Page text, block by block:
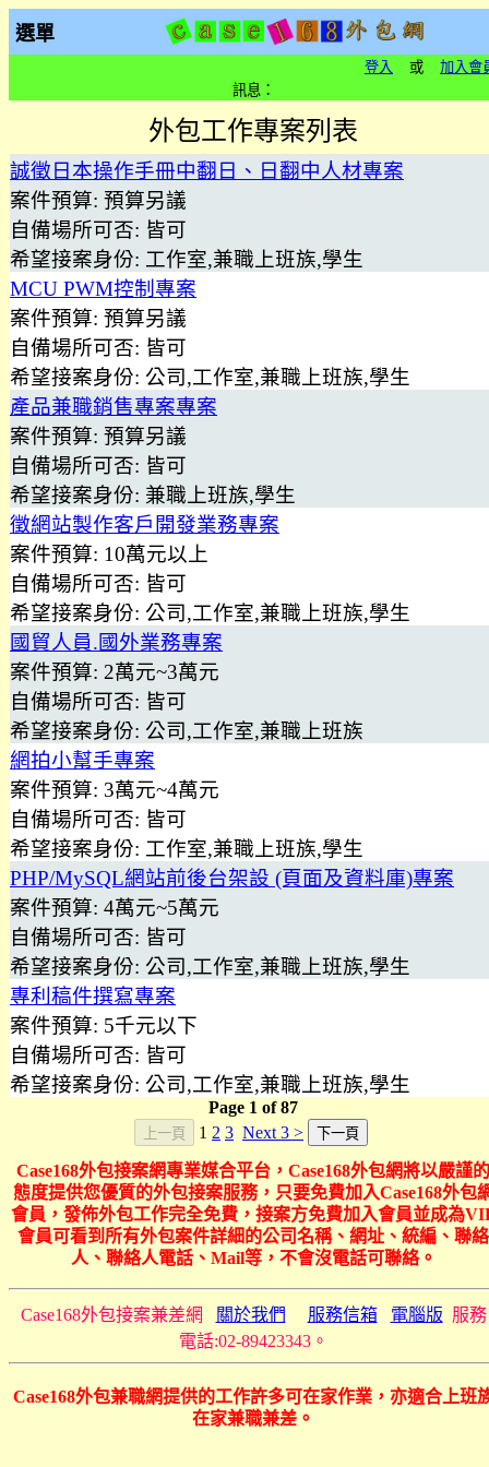
選單
登入 或 加入會
訊息：
外包工作專案列表
誠徵日本操作手冊中翻日、日翻中人材專案
案件預算: 預算另議
自備場所可否: 皆可
希望接案身份: 工作室,兼職上班族,學生
MCU PWM控制專案
案件預算: 預算另議
自備場所可否: 皆可
希望接案身份: 公司,工作室,兼職上班族,學生
產品兼職銷售專案專案
案件預算: 預算另議
自備場所可否: 皆可
希望接案身份: 兼職上班族,學生
徵網站製作客戶開發業務專案
案件預算: 10萬元以上
自備場所可否: 皆可
希望接案身份: 公司,工作室,兼職上班族,學生
國貿人員.國外業務專案
案件預算: 2萬元~3萬元
自備場所可否: 皆可
希望接案身份: 公司,工作室,兼職上班族
網拍小幫手專案
案件預算: 3萬元~4萬元
自備場所可否: 皆可
希望接案身份: 工作室,兼職上班族,學生
PHP/MySQL網站前後台架設 (頁面及資料庫)專案
案件預算: 4萬元~5萬元
自備場所可否: 皆可
希望接案身份: 公司,工作室,兼職上班族,學生
專利稿件撰寫專案
案件預算: 5千元以下
自備場所可否: 皆可
希望接案身份: 公司,工作室,兼職上班族,學生
Page 1 of87
1 2 3 Next 3 >
Case168外包接案網專業媒合平台，Case168外包網將以嚴謹的
態度提供您優質的外包接案服務，只要免費加入Case168外包
會員，發佈外包工作完全免費，接案方免費加入會員並成為
會員可看到所有外包案件詳細的公司名稱、網址、統編、聯絡
人、聯絡人電話、Mail等，不會沒電話可聯絡。
Case168外包接案兼差網 關於我們 服務信箱 電腦版 服務
電話:02-89423343。
Case168外包兼職網提供的工作許多可在家作業，亦適合上班
在家兼職兼差。